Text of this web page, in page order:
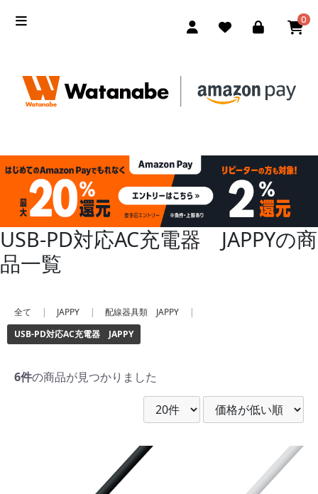
0
USB-PD対応AC充電器 JAPPYの商
品一覧
全て | JAPPY | 配線器具類 JAPPY
|
USB-PD対応AC充電器 JAPPY
6件の商品が見つかりました